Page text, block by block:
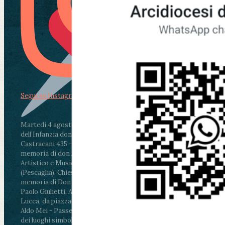
Martedì 4 agosto2026
ore 11:30 - Lucca, Scuola
dell’Infanzia don Aldo Mei - Viale Castruccio
Castracani 435 - Inaugurazione murales in
memoria di don Aldo Mei curato dal Liceo
Artistico e Musicale “Passaglia”
ore 18 - Fiano
(Pescaglia), Chiesa parrocchiale - Messa in
memoria di Don Aldo Mei celebrata da mons.
Paolo Giulietti, Arcivescovo di Lucca
ore 20.30 -
Lucca, da piazza San Michele al Cippo di don
Aldo Mei - Passeggiata della Memoria in alcuni
dei luoghi simbolo della città. Ritrovo alle ore
Segui su Instagram